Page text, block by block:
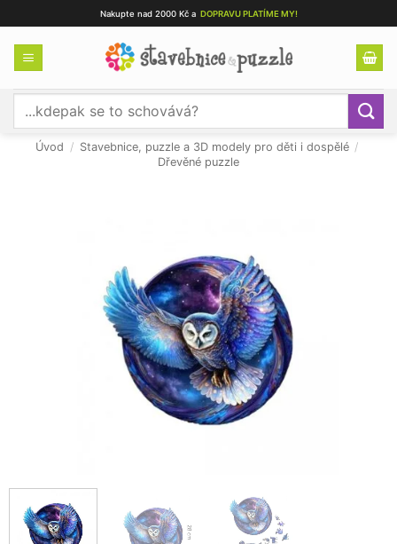
na
obsah
Nakupte nad 2000 Kč a DOPRAVU PLATÍME MY!
Úvod / Stavebnice, puzzle a 3D modely pro děti i dospělé /
Dřevěné puzzle